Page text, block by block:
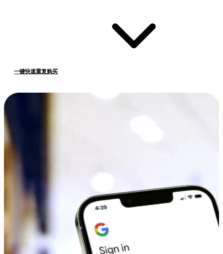
一键快速重复购买